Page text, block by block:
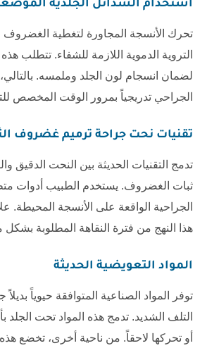
استخدام السدائل الجلدية
تحرك الأنسجة المجاورة لتغطية الغضروف
التروية الدموية اللازمة للشفاء. تتطلب
لضمان انسجام لون الجلد وملمسه.
الجراحي تدريجياً بمرور الوقت المخصص
تقنيات نحت جراحة ترميم غضروف
تدمج التقنيات الحديثة بين النحت الدقيق
ثبات الغضروف. يستخدم الطبيب أدوات
الجراحية الواقعة على الأنسجة المحيطة.
هذا النهج من فترة النقاهة المطلوبة
المواد التعويضية الحديثة
توفر المواد الصناعية المتوافقة حيوياً
التلف الشديد. تدمج هذه المواد تحت الجلد
أو تحركها لاحقاً. من ناحية أخرى، تخضع